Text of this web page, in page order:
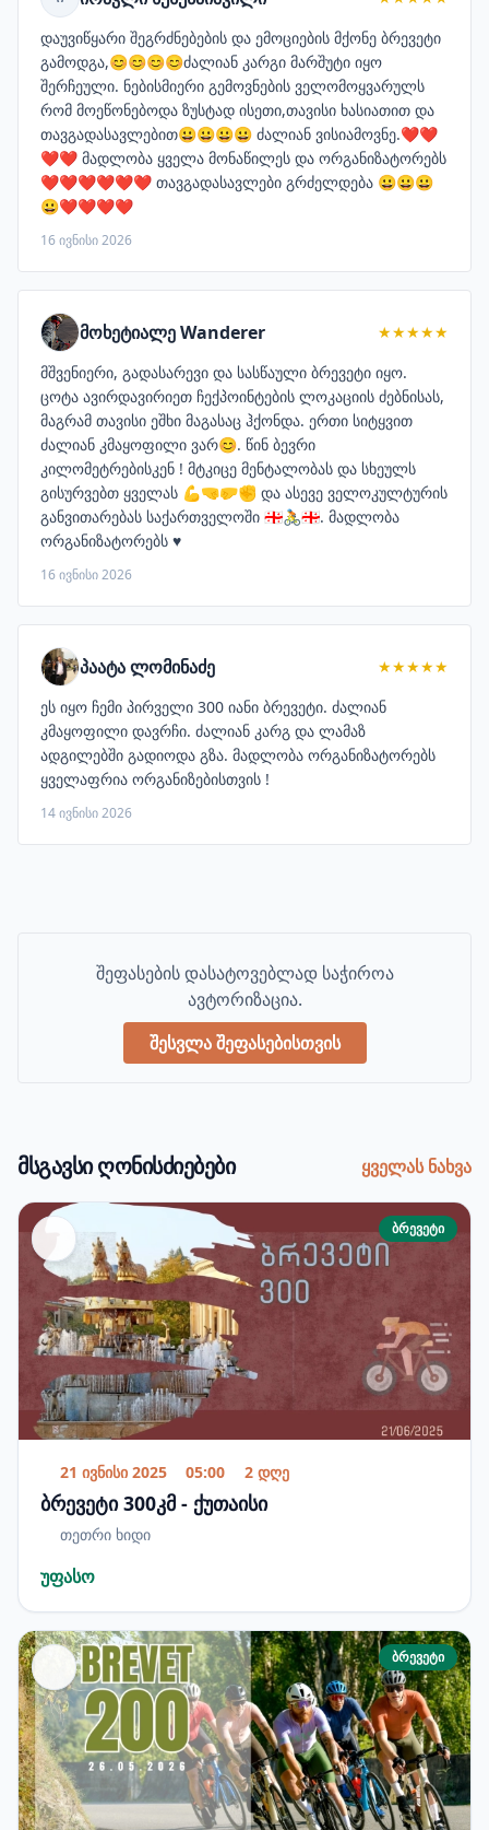
დაუვიწყარი შეგრძნებების და ემოციების მქონე ბრევეტი
გამოდგა,😊😊😊😊ძალიან კარგი მარშუტი იყო
შერჩეული. ნებისმიერი გემოვნების ველომოყვარულს
რომ მოეწონებოდა ზუსტად ისეთი,თავისი ხასიათით და
თავგადასავლებით😀😀😀😀 ძალიან ვისიამოვნე.❤️❤️
❤️❤️ მადლობა ყველა მონაწილეს და ორგანიზატორებს
❤️❤️❤️❤️❤️❤️ თავგადასავლები გრძელდება 😀😀😀
😀❤️❤️❤️❤️
16 ივნისი 2026
მოხეტიალე Wanderer
★★★★★
მშვენიერი, გადასარევი და სასწაული ბრევეტი იყო.
ცოტა ავირდავირიეთ ჩექპოინტების ლოკაციის ძებნისას,
მაგრამ თავისი ეშხი მაგასაც ჰქონდა. ერთი სიტყვით
ძალიან კმაყოფილი ვარ😊. წინ ბევრი
კილომეტრებისკენ ! მტკიცე მენტალობას და სხეულს
გისურვებთ ყველას 💪🤜🤛✊ და ასევე ველოკულტურის
განვითარებას საქართველოში 🇬🇪🚴🇬🇪. მადლობა
ორგანიზატორებს ♥️
16 ივნისი 2026
პაატა ლომინაძე
★★★★★
ეს იყო ჩემი პირველი 300 იანი ბრევეტი. ძალიან
კმაყოფილი დავრჩი. ძალიან კარგ და ლამაზ
ადგილებში გადიოდა გზა. მადლობა ორგანიზატორებს
ყველაფრია ორგანიზებისთვის !
14 ივნისი 2026
შეფასების დასატოვებლად საჭიროა
ავტორიზაცია.
შესვლა შეფასებისთვის
მსგავსი ღონისძიებები ყველას ნახვა
ბრევეტი
21 ივნისი 2025 05:00 2 დღე
ბრევეტი 300კმ - ქუთაისი
თეთრი ხიდი
უფასო
ბრევეტი